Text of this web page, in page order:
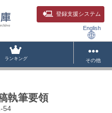
登録支援システム
English
ランキング その他
執筆要領
54